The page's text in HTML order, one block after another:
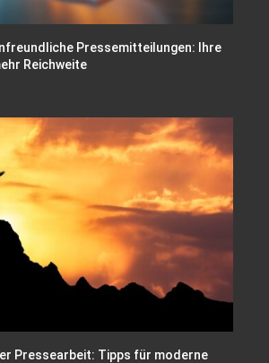
Pressemitteilungen: Ihre
Reichweite
Pressearbeit: Tipps für moderne